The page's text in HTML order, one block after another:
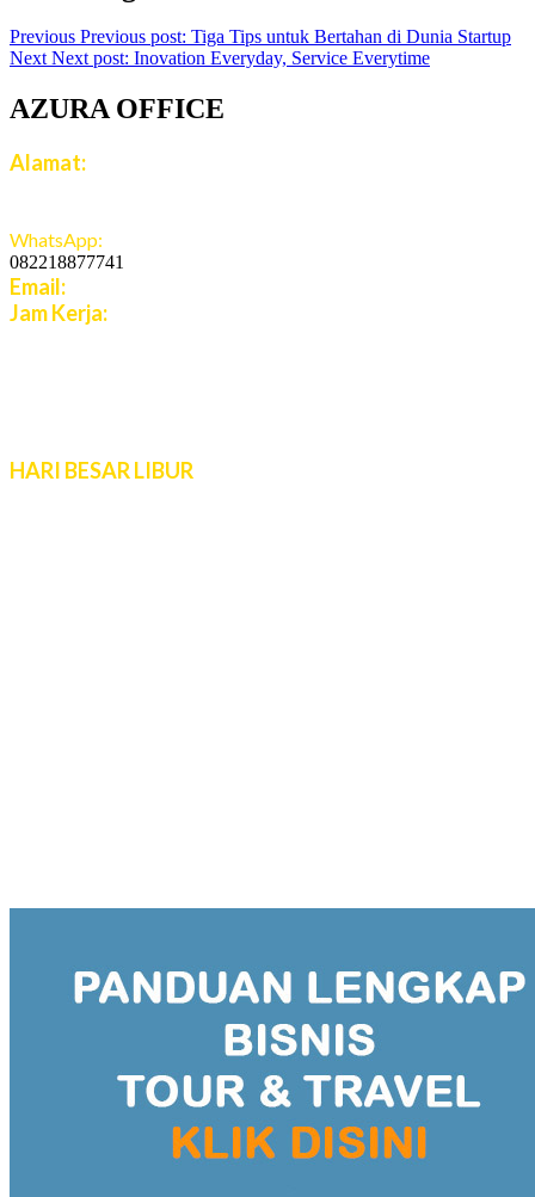
Previous Previous post: Tiga Tips untuk Bertahan di Dunia Startup
Next Next post: Inovation Everyday, Service Everytime
AZURA OFFICE
Alamat:
WhatsApp:
082218877741
Email:
Jam Kerja:
HARI BESAR LIBUR